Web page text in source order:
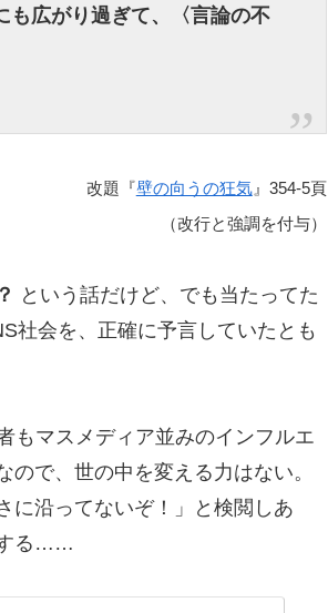
も広がり過ぎて、〈言論の不
改題『壁の向うの狂気』354-5頁
（改行と強調を付与）
という話だけど、でも当たってた
社会を、正確に予言していたとも
もマスメディア並みのインフルエ
ので、世の中を変える力はない。
に沿ってないぞ！」と検閲しあ
する……